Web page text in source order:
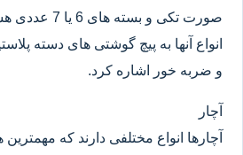
صورت تکی و بسته
انواع آنها به پیچ گوشتی های دسته
و ضربه خور اشاره کرد.
آچار
آچارها انواع مختلفی دارند که